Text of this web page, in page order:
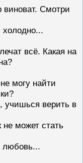
виноват. Смотри
холодно...
всё. Какая на
могу найти
учишься верить в
не может стать
любовь...